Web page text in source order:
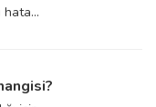
hata...